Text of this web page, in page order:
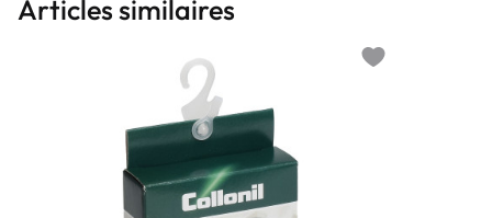
Articles similaires